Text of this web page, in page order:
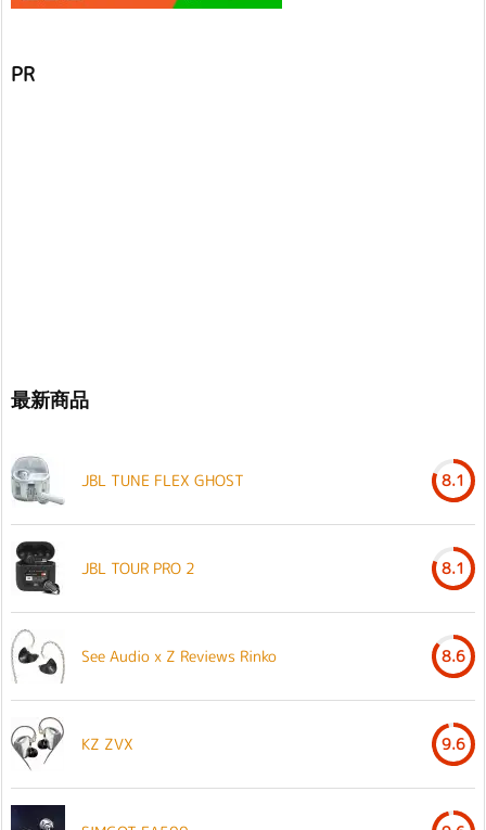
PR
最新商品
JBL TUNE FLEX GHOST 8.1
JBL TOUR PRO 2 8.1
See Audio x Z Reviews Rinko 8.6
KZ ZVX 9.6